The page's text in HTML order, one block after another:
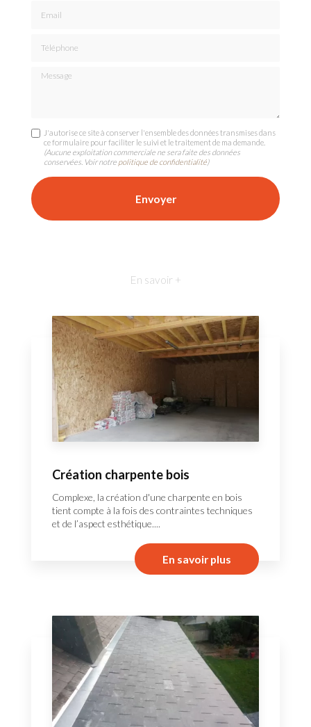
Message
J'autorise ce site à conserver l'ensemble des données transmises dans
ce formulaire pour faciliter le suivi et le traitement de ma demande.
(Aucune exploitation commerciale ne sera faite des données
conservées. Voir notre politique de confidentialité)
En savoir +
Création charpente bois
Complexe, la création d'une charpente en bois
tient compte à la fois des contraintes techniques
et de l’aspect esthétique....
En savoir plus